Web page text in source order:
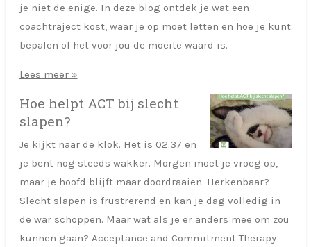
je niet de enige. In deze blog ontdek je wat een
coachtraject kost, waar je op moet letten en hoe je kunt
bepalen of het voor jou de moeite waard is.
Lees meer »
Hoe helpt ACT bij slecht
slapen?
Je kijkt naar de klok. Het is 02:37 en
je bent nog steeds wakker. Morgen moet je vroeg op,
maar je hoofd blijft maar doordraaien. Herkenbaar?
Slecht slapen is frustrerend en kan je dag volledig in
de war schoppen. Maar wat als je er anders mee om zou
kunnen gaan? Acceptance and Commitment Therapy